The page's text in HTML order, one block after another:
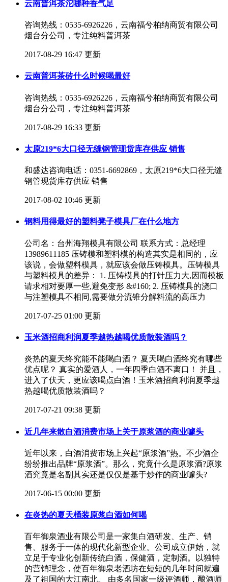
云南普洱茶沱哪种香气足
咨询热线：0535-6926226，云南福兮柏纳商贸有限公司
烟台分公司，专注纯料普洱茶
2017-08-29 16:47 更新
云南普洱茶砖什么时候喝最好
咨询热线：0535-6926226，云南福兮柏纳商贸有限公司
烟台分公司，专注纯料普洱茶
2017-08-29 16:33 更新
太原219*6大口径无缝钢管现货库存供应 销售
和盛达咨询电话：0351-6692869，太原219*6大口径无缝
钢管现货库存供应 销售
2017-08-02 10:46 更新
钢料用得最好的塑料凳子模具厂在什么地方
公司名：台州海翔模具有限公司 联系方式：总经理
13989611185 压铸模和塑料模的构造其实是相同的，应
该说，会做塑料模具，就应该会做压铸模具。压铸模具
与塑料模具的差异： 1. 压铸模具的打针压力大,因而模板
请求相对要厚一些,避免变形 &#160; 2. 压铸模具的浇口
与注塑模具不相同,需要做分流锥分解料流的高压力
2017-07-25 01:00 更新
玉米酒招商利润夏季越热越喝优质散装酒吗？
炎热的夏天终究能不能喝白酒？ 夏天喝白酒终究有哪些
优点呢？ 真实的爱酒人，一年四季白酒不离口！ 并且，
进入了伏天，更应该喝点白酒！玉米酒招商利润夏季越
热越喝优质散装酒吗？​
2017-07-21 09:38 更新
近几年来散白酒消费市场上关于原浆酒的商业噱头
近年以来，白酒消费市场上兴起“原浆酒”热。不少酒企
纷纷推出品牌“原浆酒”。那么，究竟什么是原浆酒?原浆
酒究竟是名副其实还是仅仅是基于炒作的商业噱头?
2017-06-15 00:00 更新
在炎热的夏天桶装原浆白酒如何喝
百年御泉酒业有限公司是一家集白酒研发、生产、销
售、服务于一体的现代化新型企业。公司成立伊始，就
立足于专业化创新传统白酒，保健酒，定制酒。以独特
的营销理念，使百年御泉老酒坊在短短的几年时间就遍
及了祖国的大江南北。 由多名国家一级评酒师，酿酒师